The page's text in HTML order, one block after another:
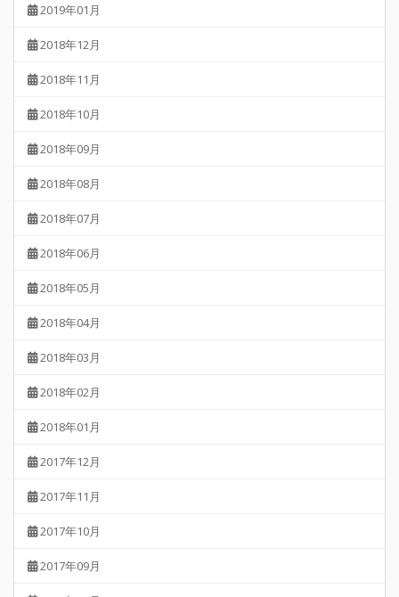
2019年01月
2018年12月
2018年11月
2018年10月
2018年09月
2018年08月
2018年07月
2018年06月
2018年05月
2018年04月
2018年03月
2018年02月
2018年01月
2017年12月
2017年11月
2017年10月
2017年09月